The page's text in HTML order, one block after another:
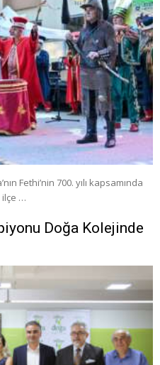
Fethi’nin 700. yılı kapsamında
ilçe …
Doğa Kolejinde